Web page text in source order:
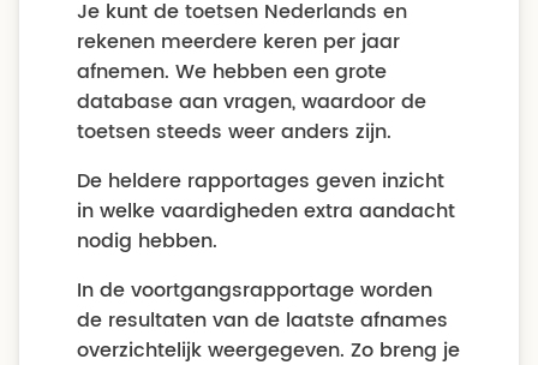
Je kunt de toetsen Nederlands en
rekenen meerdere keren per jaar
afnemen. We hebben een grote
database aan vragen, waardoor de
toetsen steeds weer anders zijn.
De heldere rapportages geven inzicht
in welke vaardigheden extra aandacht
nodig hebben.
In de voortgangsrapportage worden
de resultaten van de laatste afnames
overzichtelijk weergegeven. Zo breng je